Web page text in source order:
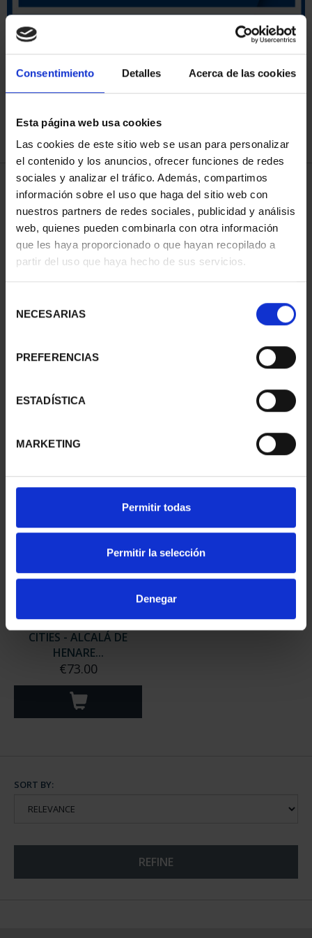
Consentimiento Detalles Acerca de las cookies
Esta página web usa cookies
Las cookies de este sitio web se usan para personalizar
el contenido y los anuncios, ofrecer funciones de redes
sociales y analizar el tráfico. Además, compartimos
información sobre el uso que haga del sitio web con
nuestros partners de redes sociales, publicidad y análisis
web, quienes pueden combinarla con otra información
que les haya proporcionado o que hayan recopilado a
partir del uso que haya hecho de sus servicios.
NECESARIAS
PREFERENCIAS
ESTADÍSTICA
MARKETING
Permitir todas
Permitir la selección
Denegar
REFINE
3 Products found
€73.00
NATIONAL HERITAGE II -
WORLD HERITAGE
CITIES - ALCALÁ DE
HENARE...
€73.00
SORT BY:
REFINE